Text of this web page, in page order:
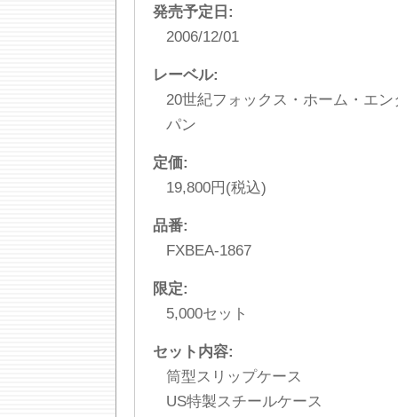
発売予定日:
2006/12/01
レーベル:
20世紀フォックス・ホーム・エ
パン
定価:
19,800円(税込)
品番:
FXBEA-1867
限定:
5,000セット
セット内容:
筒型スリップケース
US特製スチールケース